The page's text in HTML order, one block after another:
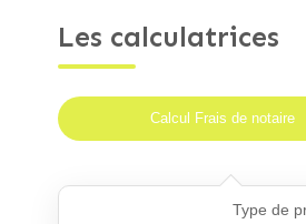
Les calculatrices
Calcul Frais de notaire